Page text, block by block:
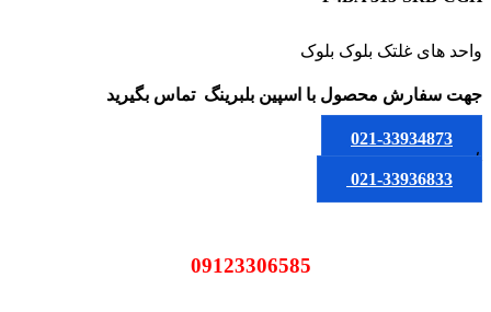
واحد های غلتک بلوک بلوک
جهت سفارش محصول با اسپین بلبرینگ تماس بگیرید
021-33934873
یا
021-33936833